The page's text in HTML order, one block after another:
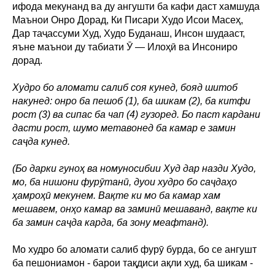
ифода мекунанд ва ду ангушти ба кафи даст хамшуда
Маънои Онро Дорад, Ки Писари Худо Исои Масеҳ,
Дар таҷассуми Худ, Худо Буданаш, Инсон шудааст,
яъне маънои ду табиати Ӯ — Илоҳӣ ва Инсониро
дорад.
Худро бо аломати салиб соя кунед, бояд шитоб
накунед: онро ба пешоб (1), ба шикам (2), ба китфи
рост (3) ва сипас ба чап (4) гузоред. Бо паст кардани
дасти рост, шумо метавонед ба камар е замин
саҷда кунед.
(Бо дарки гуноҳ ва номуносибии Худ дар назди Худо,
мо, ба нишони фурӯтанӣ, дуои худро бо саҷдаҳо
ҳамроҳӣ мекунем. Вақте ки мо ба камар хам
мешавем, онҳо камар ва заминӣ мешаванд, вақте ки
ба замин саҷда карда, ба зону меафтанд).
Мо худро бо аломати салиб фурӯ бурда, бо се ангушт
ба пешониамон - барои тақдиси ақли худ, ба шикам -